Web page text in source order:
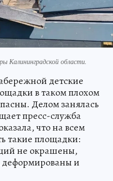
Калининградской области.
детские
в таком плохом
Делом занялась
пресс-служба
что на всем
такие площадки:
не окрашены,
и